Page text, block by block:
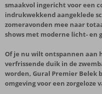
smaakvol ingericht voor een
indrukwekkend aangeklede
zomeravonden mee naar
shows met moderne licht- en
Of je nu wilt ontspannen aan
verfrissende duik in de
worden, Gural Premier Belek
omgeving voor een zorgeloze